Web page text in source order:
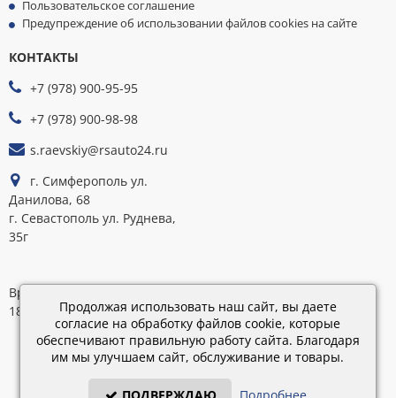
Пользовательское соглашение
Предупреждение об использовании файлов cookies на сайте
КОНТАКТЫ
+7 (978) 900-95-95
+7 (978) 900-98-98
s.raevskiy@rsauto24.ru
г. Симферополь ул.
Данилова, 68
г. Севастополь ул. Руднева,
35г
Время работы: пн-пт 9:00–
18:00; сб 9:00–16:00
Каталог
обновлен:
28.02.2019
Продолжая использовать наш сайт, вы даете
согласие на обработку файлов cookie, которые
обеспечивают правильную работу сайта. Благодаря
им мы улучшаем сайт, обслуживание и товары.